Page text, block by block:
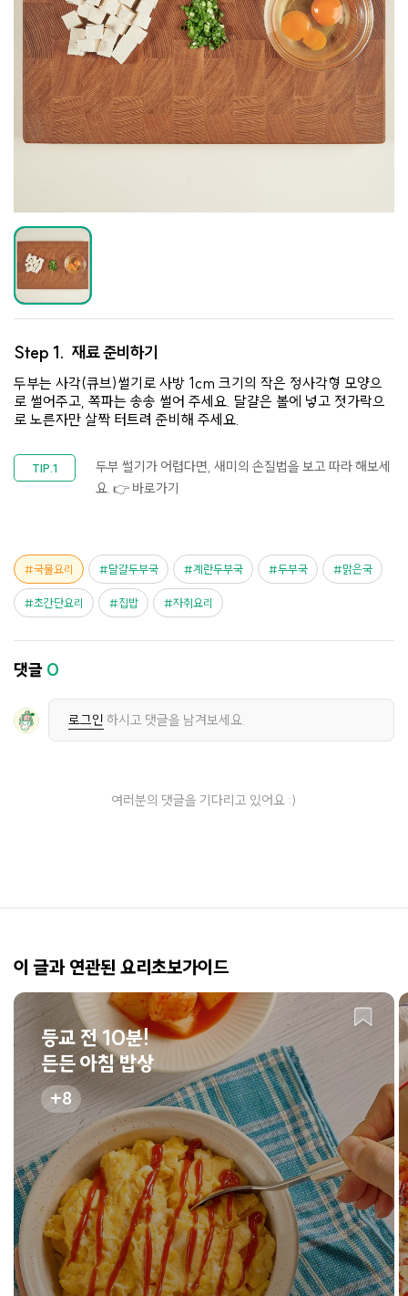
Step 1. 재료 준비하기
두부는 사각(큐브)썰기로 사방 1cm 크기의 작은 정사각형 모양으
로 썰어주고, 쪽파는 송송 썰어 주세요. 달걀은 볼에 넣고 젓가락으
로 노른자만 살짝 터트려 준비해 주세요.
두부 썰기가 어렵다면, 새미의 손질법을 보고 따라 해보세
요. 👉 바로가기
국물요리 달걀두부국 계란두부국 두부국 맑은국
초간단요리 집밥 자취요리
댓글 0
로그인 하시고 댓글을 남겨보세요.
여러분의 댓글을 기다리고 있어요 :)
이 글과 연관된 요리초보가이드
등교 전 10분!
든든 아침 밥상
8